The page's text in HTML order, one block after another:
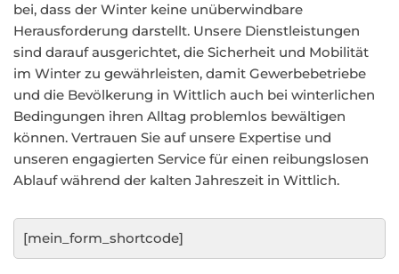
bei, dass der Winter keine unüberwindbare
Herausforderung darstellt. Unsere Dienstleistungen
sind darauf ausgerichtet, die Sicherheit und Mobilität
im Winter zu gewährleisten, damit Gewerbebetriebe
und die Bevölkerung in Wittlich auch bei winterlichen
Bedingungen ihren Alltag problemlos bewältigen
können. Vertrauen Sie auf unsere Expertise und
unseren engagierten Service für einen reibungslosen
Ablauf während der kalten Jahreszeit in Wittlich.
[mein_form_shortcode]